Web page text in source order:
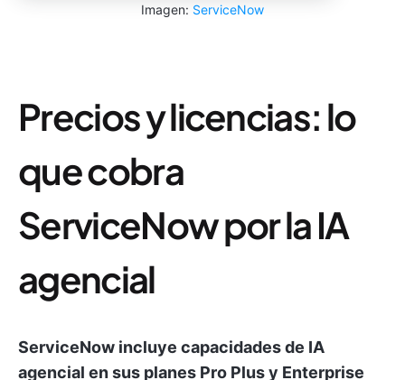
Imagen: ServiceNow
Precios y licencias: lo
que cobra
ServiceNow por la IA
agencial
ServiceNow incluye capacidades de IA
agencial en sus planes Pro Plus y Enterprise